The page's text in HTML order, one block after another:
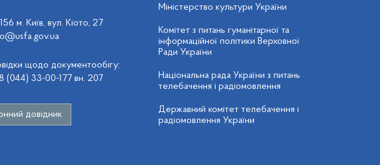
м. Київ, вул. Кіото, 27
щодо документообігу:
(044) 33-00-177 вн. 207
довідник
Міністерство культури України
Комітет з питань гуманітарної та
інформаційної політики Верховної
Ради України
Національна рада України з питань
телебачення і радіомовлення
Державний комітет телебачення і
радіомовлення України